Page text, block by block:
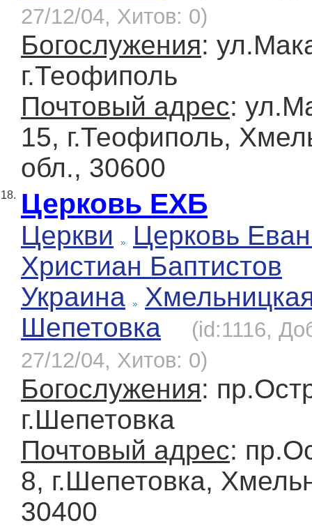
27/12/04, Хитов: 0)
Богослужения:
г.Теофиполь
Почтовый адрес:
15, г.Теофиполь,
обл., 30600
18. Церковь ЕХБ
Церкви
Церковь
Христиан Баптистов
Украина
Шепетовка
(id:1116,
27/12/04, Хитов: 0)
Богослужения:
г.Шепетовка
Почтовый адрес:
8, г.Шепетовка,
30400